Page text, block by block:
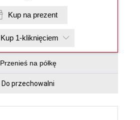
Kup na prezent
Kup 1-kliknięciem
Przenieś na półkę
Do przechowalni